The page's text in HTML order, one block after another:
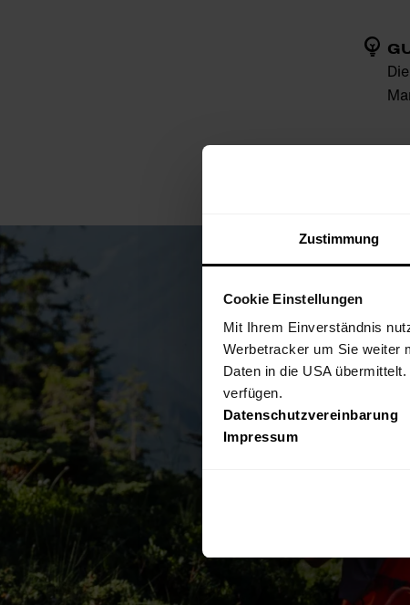
Zustimmung
Cookie Einstellungen
Mit Ihrem Einverständnis
Werbetracker um Sie weiter
Daten in die USA
verfügen.
Datenschutzvereinbarung
Impressum